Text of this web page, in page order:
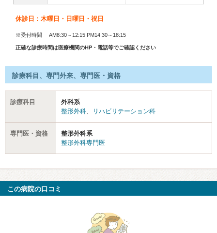
休診日：木曜日・日曜日・祝日
※受付時間 AM8:30～12:15 PM14:30～18:15
正確な診療時間は医療機関のHP・電話等でご確認ください
診療科目、専門外来、専門医・資格
診療科目
外科系
整形外科
リハビリテーション科
専門医・資格
整形外科系
整形外科専門医
この病院の口コミ